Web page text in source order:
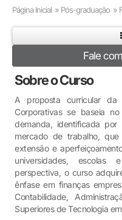
Educação Básica
Pós-graduação
Pesquisa
Extensão
Infraestrutura e Serviços
Inovação
Sobre a ULBRA
Página Inicial » Pós-graduação »
Fale
Sobre o Curso
A proposta curricular da
Corporativas se baseia
demanda, identificada
mercado de trabalho,
extensão e
universidades, escolas
perspectiva, o curso
ênfase em finanças
Contabilidade,
Superiores de Tecnologia